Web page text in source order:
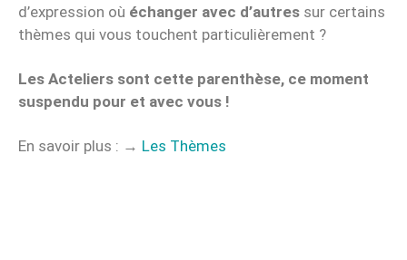
d’expression où échanger avec d’autres sur certains
thèmes qui vous touchent particulièrement ?
Les Acteliers sont cette parenthèse, ce moment
suspendu pour et avec vous !
En savoir plus : → Les Thèmes